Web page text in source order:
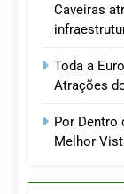
Caveiras
Toda a
Atrações
Por Dentro
Melhor